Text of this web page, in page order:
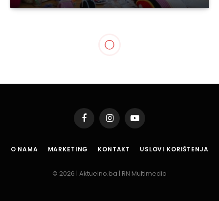
FacebookInstagramYouTube
O NAMA MARKETING KONTAKT USLOVI KORIŠTENJA
© 2026 | Aktuelno.ba | RN Multimedia